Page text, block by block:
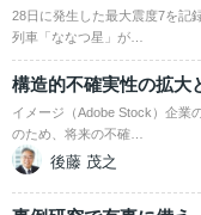
28日に発生した最大震度7を記
列車「ななつ星」が…
構造的不確実性の拡大
イメージ（Adobe Stock）企業
のため、将来の不確…
後藤 茂之